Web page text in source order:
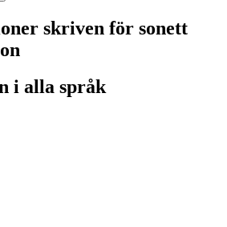
skriven för sonett
i alla språk